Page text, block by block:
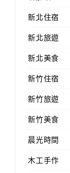
新北住宿
新北旅遊
新北美食
新竹住宿
新竹旅遊
新竹美食
晨光時間
木工手作